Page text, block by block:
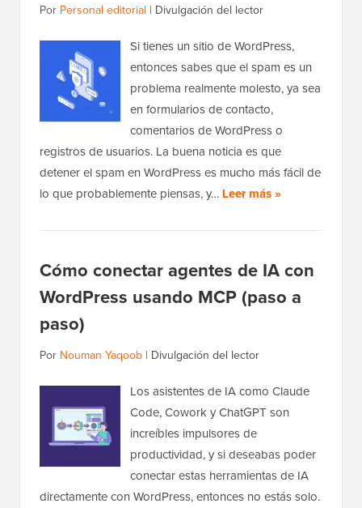
Por Personal editorial | Divulgación del lector
Si tienes un sitio de WordPress,
entonces sabes que el spam es un
problema realmente molesto, ya sea
en formularios de contacto,
comentarios de WordPress o
registros de usuarios. La buena noticia es que
detener el spam en WordPress es mucho más fácil de
lo que probablemente piensas, y… Leer más »
Cómo conectar agentes de IA con
WordPress usando MCP (paso a
paso)
Por Nouman Yaqoob | Divulgación del lector
Los asistentes de IA como Claude
Code, Cowork y ChatGPT son
increíbles impulsores de
productividad, y si deseabas poder
conectar estas herramientas de IA
directamente con WordPress, entonces no estás solo.